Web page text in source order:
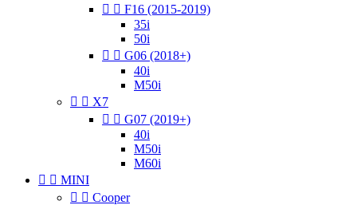
  F16 (2015-2019)
35i
50i
  G06 (2018+)
40i
M50i
  X7
  G07 (2019+)
40i
M50i
M60i
  MINI
  Cooper